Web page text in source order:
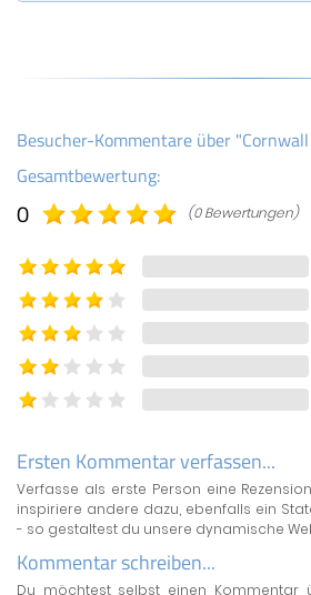
Besucher-Kommentare über
Gesamtbewertung:
0 (0 Bewertungen)
Ersten Kommentar verfassen...
Verfasse als erste Person eine
inspiriere andere dazu, ebenfalls ein
- so gestaltest du unsere dynamische
Kommentar schreiben...
Du möchtest selbst einen Kommentar